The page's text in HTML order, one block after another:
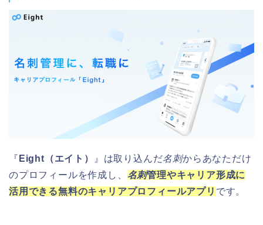
『 Eight（エイト） 』は取り込んだ名刺からあなただけ
のプロフィールを作成し、 名刺管理やキャリア形成に
活用できる無料のキャリアプロフィールアプリ です。